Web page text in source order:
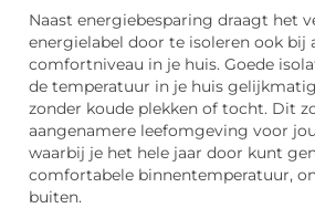
Naast energiebesparing draagt het
energielabel door te isoleren ook bij
comfortniveau in je huis. Goede
de temperatuur in je huis
zonder koude plekken of tocht. Dit
aangenamere leefomgeving voor
waarbij je het hele jaar door kunt
comfortabele binnentemperatuur,
buiten.